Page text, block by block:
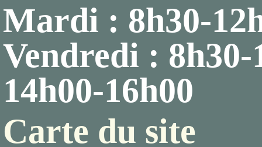
Mardi : 8h30-
Vendredi : 8h30-
14h00-16h00
Carte du site